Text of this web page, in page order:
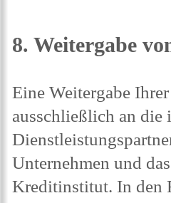
8. Weitergabe
Eine Weitergabe
ausschließlich an die
Unternehmen und
Kreditinstitut. In den